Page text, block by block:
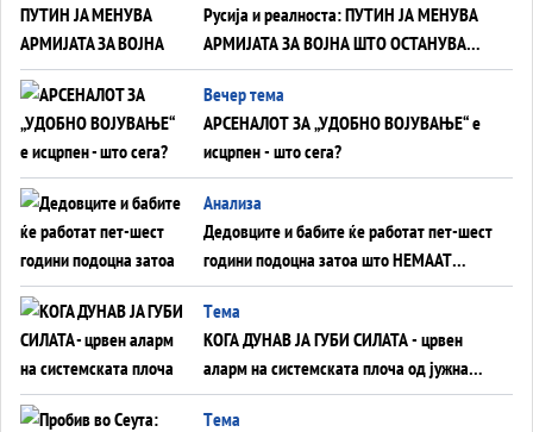
Русија и реалноста: ПУТИН ЈА МЕНУВА
АРМИЈАТА ЗА ВОЈНА ШТО ОСТАНУВА
БЕЗ ФРОНТ
Вечер тема
АРСЕНАЛОТ ЗА „УДОБНО ВОЈУВАЊЕ“ е
исцрпен - што сега?
Анализа
Дедовците и бабите ќе работат пет-шест
години подоцна затоа што НЕМААТ
ВНУЦИ ДА ГИ ЗАМЕНАТ
Tема
КОГА ДУНАВ ЈА ГУБИ СИЛАТА - црвен
аларм на системската плоча од јужна
Германија до Црното Море...
Tема